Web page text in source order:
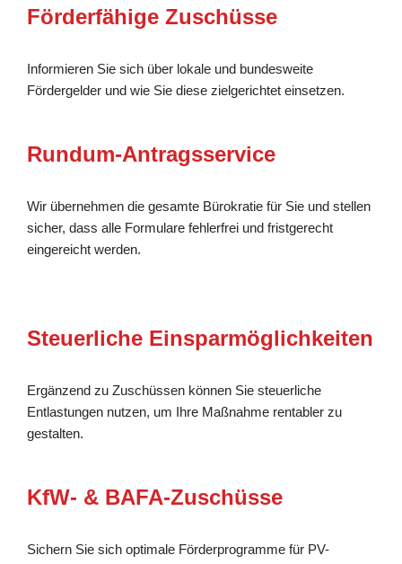
Förderfähige Zuschüsse
Informieren Sie sich über lokale und bundesweite
Fördergelder und wie Sie diese zielgerichtet einsetzen.
Rundum-Antragsservice
Wir übernehmen die gesamte Bürokratie für Sie und stellen
sicher, dass alle Formulare fehlerfrei und fristgerecht
eingereicht werden.
Steuerliche Einsparmöglichkeiten
Ergänzend zu Zuschüssen können Sie steuerliche
Entlastungen nutzen, um Ihre Maßnahme rentabler zu
gestalten.
KfW- & BAFA-Zuschüsse
Sichern Sie sich optimale Förderprogramme für PV-